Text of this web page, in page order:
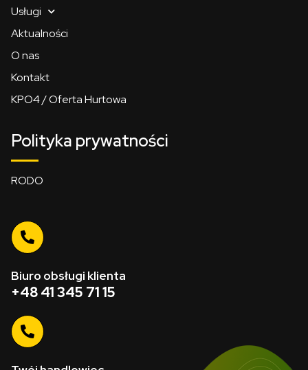
Usługi
Aktualności
O nas
Kontakt
KPO4 / Oferta Hurtowa
Polityka prywatności
RODO
Biuro obsługi klienta
+48 41 345 71 15